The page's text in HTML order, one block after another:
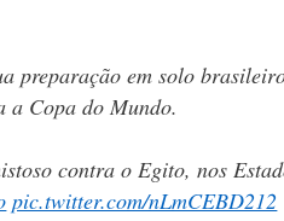
preparação em solo
a Copa do Mundo.
contra o Egito, nos
pic.twitter.com/nLmCEBD212